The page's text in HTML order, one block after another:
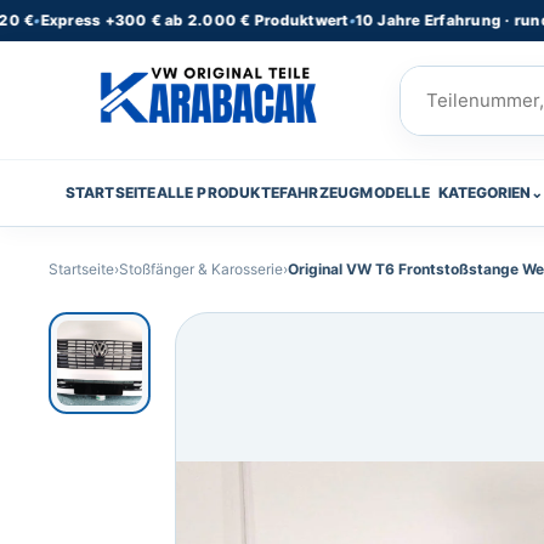
+300 € ab 2.000 € Produktwert•10 Jahre Erfahrung · rund 50
STARTSEITEALLE PRODUKTEFAHRZEUGMODELLE KATEGORIEN ⌄
Startseite›Stoßfänger & Karosserie›Original VW T6 Frontstoßstange